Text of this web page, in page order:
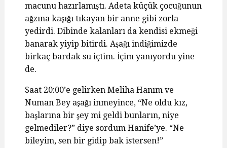
macunu hazırlamıştı. Adeta küçük çocuğunun
ağzına kaşığı tıkayan bir anne gibi zorla
yedirdi. Dibinde kalanları da kendisi ekmeği
banarak yiyip bitirdi. Aşağı indiğimizde
birkaç bardak su içtim. İçim yanıyordu yine
de.
Saat 20:00’e gelirken Meliha Hanım ve
Numan Bey aşağı inmeyince, “Ne oldu kız,
başlarına bir şey mi geldi bunların, niye
gelmediler?” diye sordum Hanife’ye. “Ne
bileyim, sen bir gidip bak istersen!”